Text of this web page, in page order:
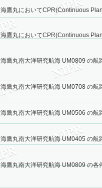
海鷹丸においてCPR(Continuous
海鷹丸においてCPR(Continuous
海鷹丸南大洋研究航海 UM0809 の航
海鷹丸南大洋研究航海 UM0708 の航
海鷹丸南大洋研究航海 UM0506 の航
海鷹丸南大洋研究航海 UM0405 の航
海鷹丸南大洋研究航海 UM0809 の各